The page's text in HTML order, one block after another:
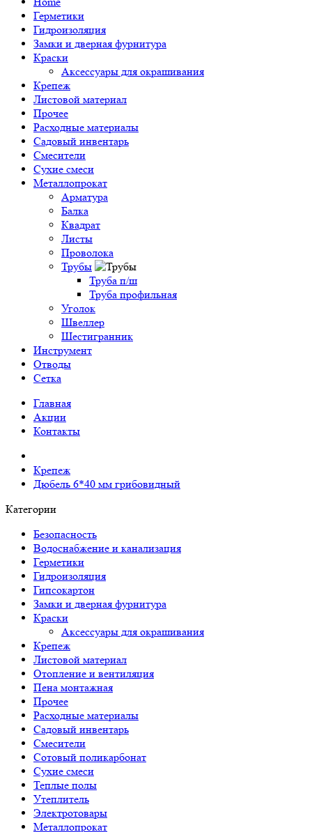
Герметики
Гидроизоляция
Замки и дверная фурнитура
Краски
Аксессуары для окрашивания
Крепеж
Листовой материал
Прочее
Расходные материалы
Садовый инвентарь
Смесители
Сухие смеси
Металлопрокат
Арматура
Балка
Квадрат
Листы
Проволока
Трубы
Труба п/ш
Труба профильная
Уголок
Швеллер
Шестигранник
Инструмент
Отводы
Сетка
Главная
Акции
Контакты
Крепеж
Дюбель 6*40 мм грибовидный
Категории
Безопасность
Водоснабжение и канализация
Герметики
Гидроизоляция
Гипсокартон
Замки и дверная фурнитура
Краски
Аксессуары для окрашивания
Крепеж
Листовой материал
Отопление и вентиляция
Пена монтажная
Прочее
Расходные материалы
Садовый инвентарь
Смесители
Сотовый поликарбонат
Сухие смеси
Теплые полы
Утеплитель
Электротовары
Металлопрокат